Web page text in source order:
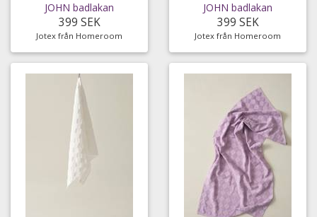
JOHN badlakan
399 SEK
Jotex från Homeroom
JOHN badlakan
399 SEK
Jotex från Homeroom